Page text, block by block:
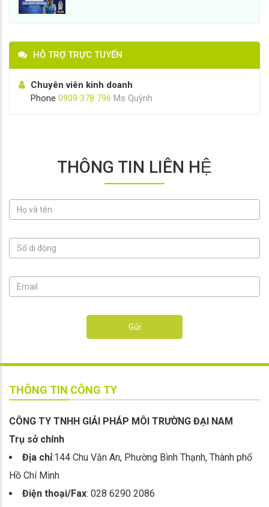
HỖ TRỢ TRỰC TUYẾN
Chuyên viên kinh doanh
Phone 0909 378 796 Ms Quỳnh
THÔNG TIN LIÊN HỆ
Gửi
THÔNG TIN CÔNG TY
CÔNG TY TNHH GIẢI PHÁP MÔI TRƯỜNG ĐẠI NAM
Trụ sở chính
Địa chỉ:144 Chu Văn An, Phường Bình Thạnh, Thành phố
Hồ Chí Minh
Điện thoại/Fax: 028 6290 2086